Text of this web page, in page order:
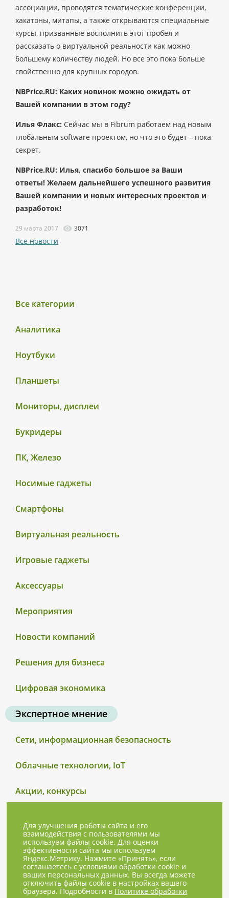
Все категории
Аналитика
Ноутбуки
Планшеты
Мониторы, дисплеи
Букридеры
ПК, Железо
Носимые гаджеты
Смартфоны
Виртуальная реальность
Игровые гаджеты
Аксессуары
Мероприятия
Новости компаний
Решения для бизнеса
Цифровая экономика
Экспертное мнение
Сети, информационная безопасность
Облачные технологии, IoT
Акции, конкурсы
ассоциации, проводятся тематические конференции,
хакатоны, митапы, а также открываются специальные
курсы, призванные восполнить этот пробел и
рассказать о виртуальной реальности как можно
большему количеству людей. Но все это пока больше
свойственно для крупных городов.
NBPrice.RU: Каких новинок можно ожидать от
Вашей компании в этом году?
Илья Флакс: Сейчас мы в Fibrum работаем над новым
глобальным software проектом, но что это будет – пока
секрет.
NBPrice.RU: Илья, спасибо большое за Ваши
ответы! Желаем дальнейшего успешного развития
Вашей компании и новых интересных проектов и
разработок!
29 марта 2017 3071
Все новости
Для улучшения работы сайта и его
взаимодействия с пользователями мы
используем файлы cookie. Для оценки
эффективности сайта мы используем
Яндекс.Метрику. Нажмите «Принять», если
соглашаетесь с условиями обработки cookie и
ваших персональных данных. Вы всегда можете
отключить файлы cookie в настройках вашего
браузера. Подробности в Политике обработки